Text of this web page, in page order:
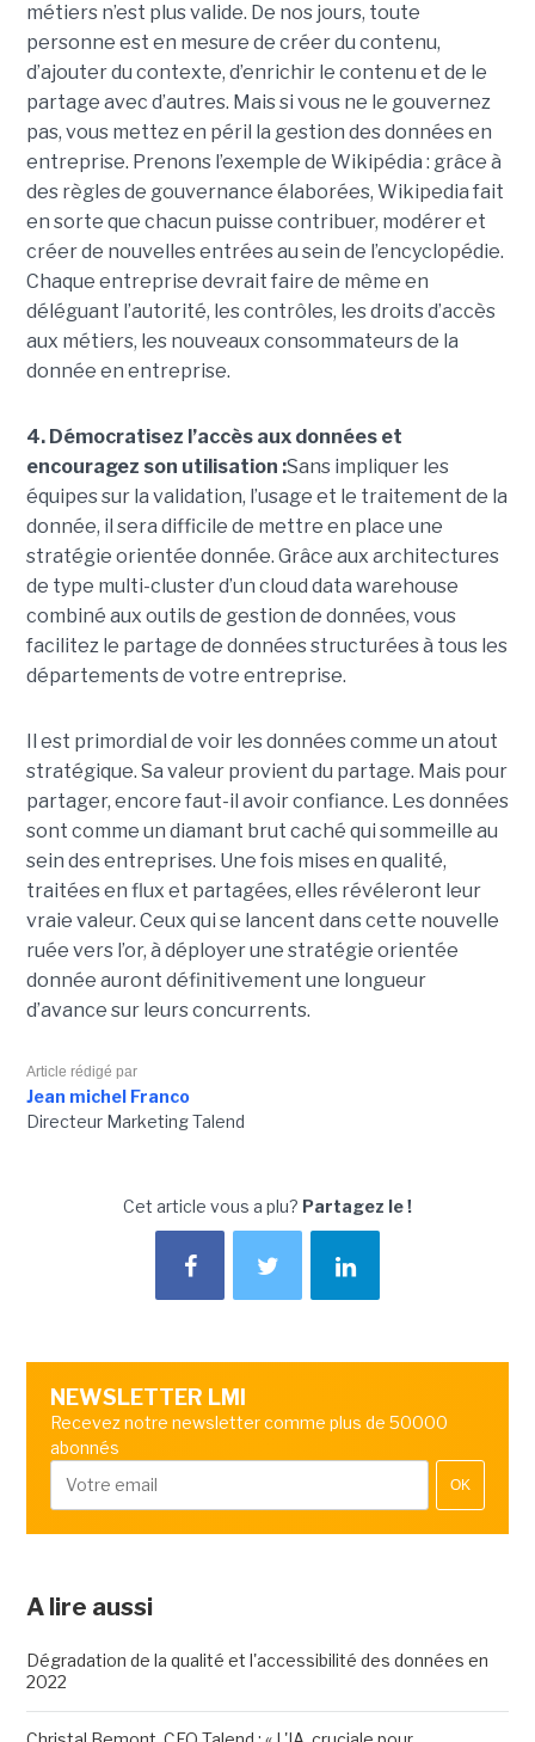
métiers n’est plus valide. De nos jours, toute
personne est en mesure de créer du contenu,
d’ajouter du contexte, d’enrichir le contenu et de le
partage avec d’autres. Mais si vous ne le gouvernez
pas, vous mettez en péril la gestion des données en
entreprise. Prenons l’exemple de Wikipédia : grâce à
des règles de gouvernance élaborées, Wikipedia fait
en sorte que chacun puisse contribuer, modérer et
créer de nouvelles entrées au sein de l’encyclopédie.
Chaque entreprise devrait faire de même en
déléguant l’autorité, les contrôles, les droits d’accès
aux métiers, les nouveaux consommateurs de la
donnée en entreprise.
4. Démocratisez l’accès aux données et
encouragez son utilisation :Sans impliquer les
équipes sur la validation, l’usage et le traitement de la
donnée, il sera difficile de mettre en place une
stratégie orientée donnée. Grâce aux architectures
de type multi-cluster d’un cloud data warehouse
combiné aux outils de gestion de données, vous
facilitez le partage de données structurées à tous les
départements de votre entreprise.
Il est primordial de voir les données comme un atout
stratégique. Sa valeur provient du partage. Mais pour
partager, encore faut-il avoir confiance. Les données
sont comme un diamant brut caché qui sommeille au
sein des entreprises. Une fois mises en qualité,
traitées en flux et partagées, elles révéleront leur
vraie valeur. Ceux qui se lancent dans cette nouvelle
ruée vers l’or, à déployer une stratégie orientée
donnée auront définitivement une longueur
d’avance sur leurs concurrents.
Article rédigé par
Jean michel Franco
Directeur Marketing Talend
Cet article vous a plu? Partagez le !
NEWSLETTER LMI
Recevez notre newsletter comme plus de 50000
abonnés
OK
A lire aussi
Dégradation de la qualité et l'accessibilité des données en
2022